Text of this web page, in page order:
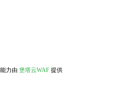
力由 堡塔云WAF 提供